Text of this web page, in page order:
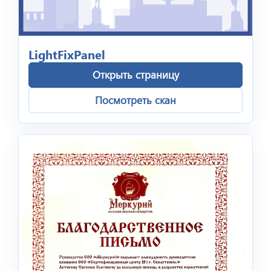
LightFixPanel
Открыть страницу
Посмотреть скан